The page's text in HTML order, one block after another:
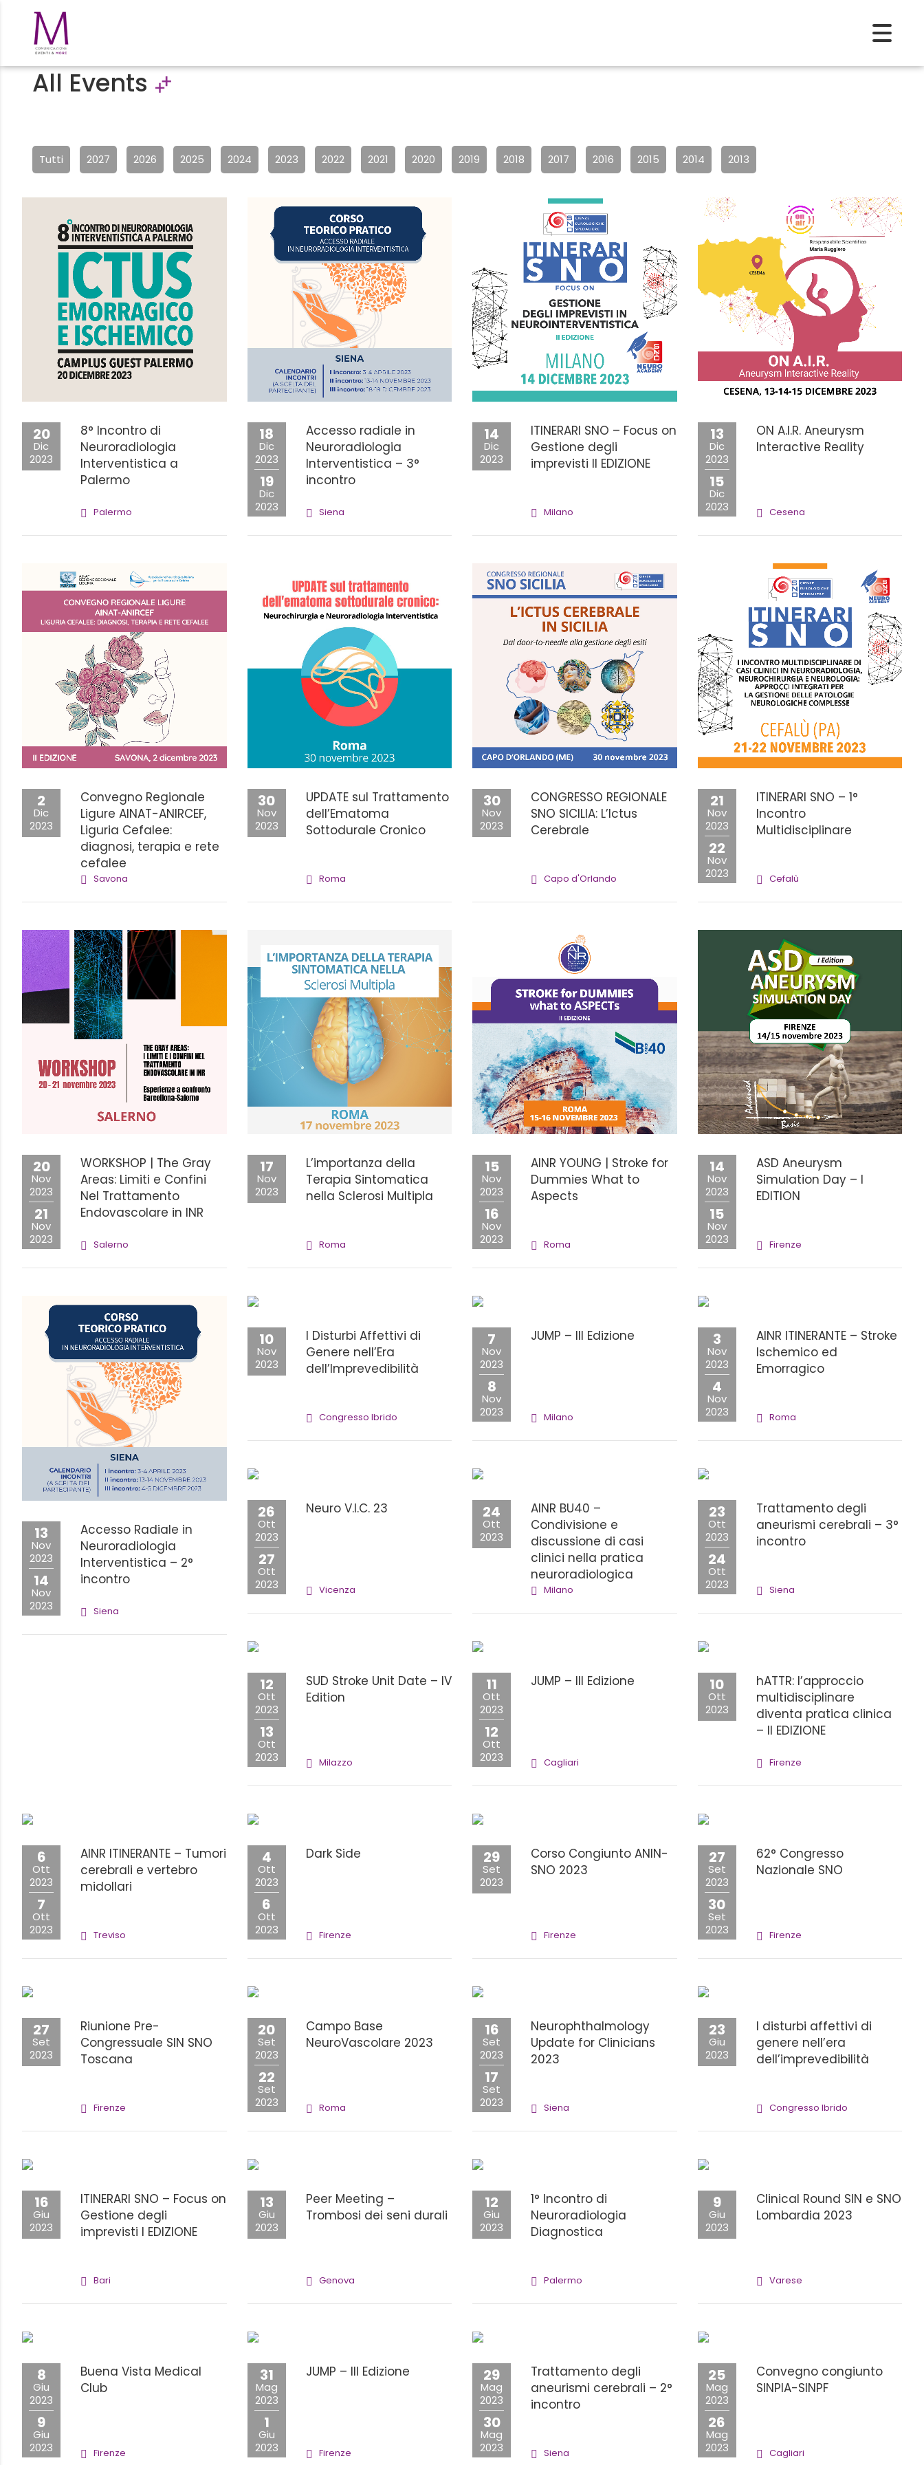
All Events
Tutti 2027 2026 2025 2024 2023 2022 2021 2020 2019 2018 2017 2016 2015 2014 2013
20
Dic
2023
8° Incontro di
Neuroradiologia
Interventistica a
Palermo
Palermo
18
Dic
2023
19
Dic
2023
Accesso radiale in
Neuroradiologia
Interventistica – 3°
incontro
Siena
14
Dic
2023
ITINERARI SNO – Focus on
Gestione degli
imprevisti II EDIZIONE
Milano
13
Dic
2023
15
Dic
2023
ON A.I.R. Aneurysm
Interactive Reality
Cesena
2
Dic
2023
Convegno Regionale
Ligure AINAT-ANIRCEF,
Liguria Cefalee:
diagnosi, terapia e rete
cefalee
Savona
30
Nov
2023
UPDATE sul Trattamento
dell’Ematoma
Sottodurale Cronico
Roma
30
Nov
2023
CONGRESSO REGIONALE
SNO SICILIA: L’Ictus
Cerebrale
Capo d'Orlando
21
Nov
2023
22
Nov
2023
ITINERARI SNO – 1°
Incontro
Multidisciplinare
Cefalù
20
Nov
2023
21
Nov
2023
WORKSHOP | The Gray
Areas: Limiti e Confini
Nel Trattamento
Endovascolare in INR
Salerno
17
Nov
2023
L’importanza della
Terapia Sintomatica
nella Sclerosi Multipla
Roma
15
Nov
2023
16
Nov
2023
AINR YOUNG | Stroke for
Dummies What to
Aspects
Roma
14
Nov
2023
15
Nov
2023
ASD Aneurysm
Simulation Day – I
EDITION
Firenze
13
Nov
2023
14
Nov
2023
Accesso Radiale in
Neuroradiologia
Interventistica – 2°
incontro
Siena
10
Nov
2023
I Disturbi Affettivi di
Genere nell’Era
dell’Imprevedibilità
Congresso Ibrido
7
Nov
2023
8
Nov
2023
JUMP – III Edizione
Milano
3
Nov
2023
4
Nov
2023
AINR ITINERANTE – Stroke
Ischemico ed
Emorragico
Roma
26
Ott
2023
27
Ott
2023
Neuro V.I.C. 23
Vicenza
24
Ott
2023
AINR BU40 –
Condivisione e
discussione di casi
clinici nella pratica
neuroradiologica
Milano
23
Ott
2023
24
Ott
2023
Trattamento degli
aneurismi cerebrali – 3°
incontro
Siena
12
Ott
2023
13
Ott
2023
SUD Stroke Unit Date – IV
Edition
Milazzo
11
Ott
2023
12
Ott
2023
JUMP – III Edizione
Cagliari
10
Ott
2023
hATTR: l’approccio
multidisciplinare
diventa pratica clinica
– II EDIZIONE
Firenze
6
Ott
2023
7
Ott
2023
AINR ITINERANTE – Tumori
cerebrali e vertebro
midollari
Treviso
4
Ott
2023
6
Ott
2023
Dark Side
Firenze
29
Set
2023
Corso Congiunto ANIN-
SNO 2023
Firenze
27
Set
2023
30
Set
2023
62° Congresso
Nazionale SNO
Firenze
27
Set
2023
Riunione Pre-
Congressuale SIN SNO
Toscana
Firenze
20
Set
2023
22
Set
2023
Campo Base
NeuroVascolare 2023
Roma
16
Set
2023
17
Set
2023
Neurophthalmology
Update for Clinicians
2023
Siena
23
Giu
2023
I disturbi affettivi di
genere nell’era
dell’imprevedibilità
Congresso Ibrido
16
Giu
2023
ITINERARI SNO – Focus on
Gestione degli
imprevisti I EDIZIONE
Bari
13
Giu
2023
Peer Meeting –
Trombosi dei seni durali
Genova
12
Giu
2023
1° Incontro di
Neuroradiologia
Diagnostica
Palermo
9
Giu
2023
Clinical Round SIN e SNO
Lombardia 2023
Varese
8
Giu
2023
9
Giu
2023
Buena Vista Medical
Club
Firenze
31
Mag
2023
1
Giu
2023
JUMP – III Edizione
Firenze
29
Mag
2023
30
Mag
2023
Trattamento degli
aneurismi cerebrali – 2°
incontro
Siena
25
Mag
2023
26
Mag
2023
Convegno congiunto
SINPIA-SINPF
Cagliari